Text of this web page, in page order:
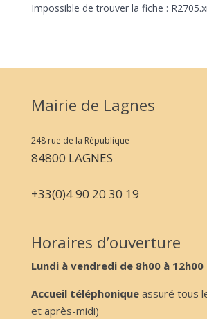
Impossible de trouver la fiche :
Mairie de Lagnes
248 rue de la République
84800 LAGNES
+33(0)4 90 20 30 19
Horaires d’ouverture
Lundi à vendredi de 8h00 à 12h00
Accueil téléphoniqueassuré tous
et après-midi)